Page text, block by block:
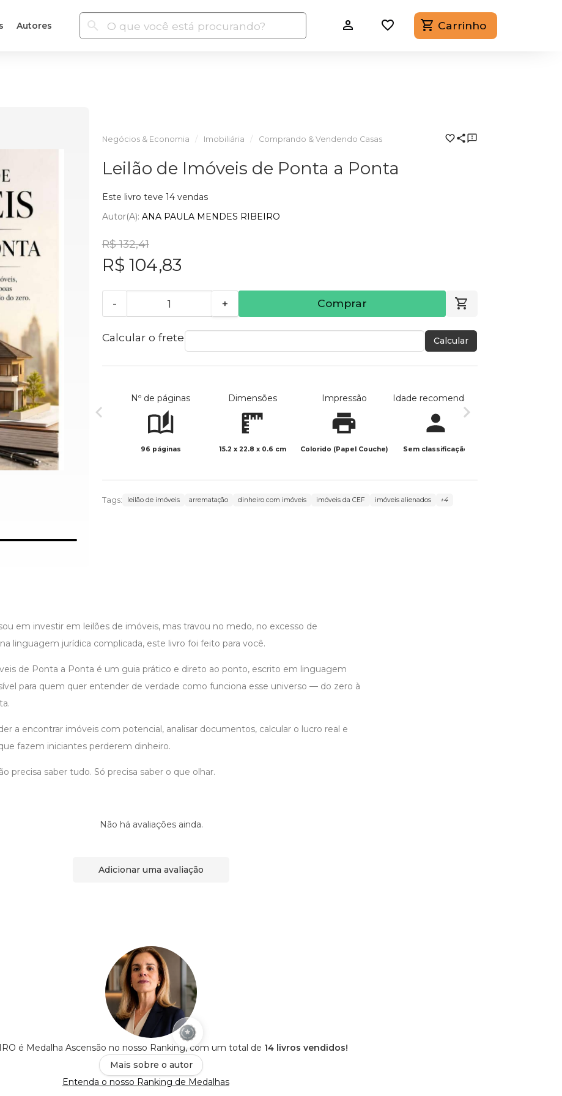
Autores Carrinho
Negócios & Economia Imobiliária Comprando & Vendendo Casas
Leilão de Imóveis de Ponta a Ponta
Este livro teve 14 vendas
Autor(a): ANA PAULA MENDES RIBEIRO
R$ 132,41
R$ 104,83
- + Comprar
Calcular o frete Calcular
Nº de páginas
96 páginas
Dimensões
15.2 x 22.8 x 0.6 cm
Impressão
Colorido (Papel Couche)
Idade recomendada
Sem classificação
Tags: leilão de imóveis arrematação dinheiro com imóveis imóveis da CEF imóveis alienados +4
em investir em leilões de imóveis, mas travou no medo, no excesso de
linguagem jurídica complicada, este livro foi feito para você.
de Ponta a Ponta é um guia prático e direto ao ponto, escrito em linguagem
para quem quer entender de verdade como funciona esse universo — do zero à
a encontrar imóveis com potencial, analisar documentos, calcular o lucro real e
fazem iniciantes perderem dinheiro.
precisa saber tudo. Só precisa saber o que olhar.
Não há avaliações ainda.
Adicionar uma avaliação
é Medalha Ascensão no nosso Ranking, com um total de 14 livros vendidos!
Mais sobre o autor
Entenda o nosso Ranking de Medalhas